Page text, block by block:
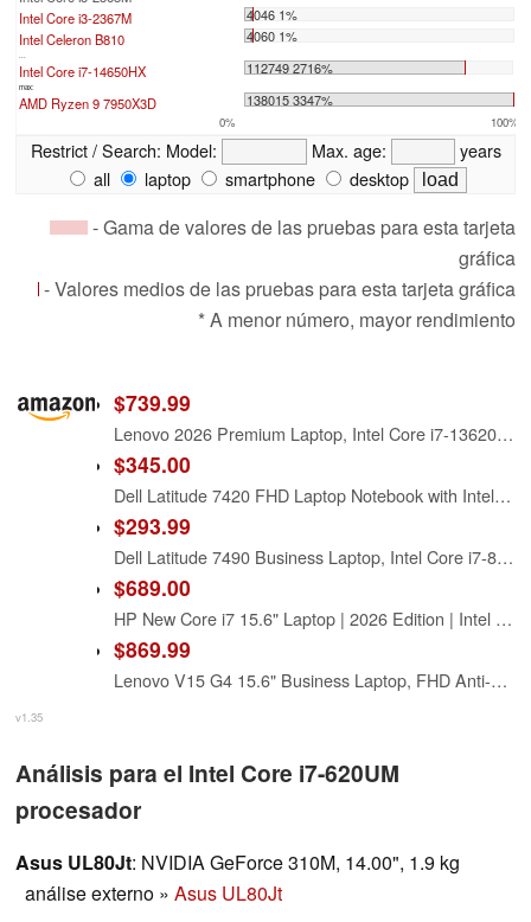
Intel Core i3-2367M
4046 1%
Intel Celeron B810
4060 1%
...
Intel Core i7-14650HX 112749 2716%
max:
AMD Ryzen 9 7950X3D 138015 3347%
0% 100%
Restrict / Search: Model: Max. age:
years
all
laptop smartphone desktop
- Gama de valores de las pruebas para esta tarjeta
gráfica
- Valores medios de las pruebas para esta tarjeta gráfica
* A menor número, mayor rendimiento
$739.99
Lenovo 2026 Premium Laptop, Intel Core i7-13620H (Beat i7-1355U), 16GB DDR5, 512GB SSD, 15" FHD+ Copilot AI PC, Windows 11 – for Power Business Multitasker
$345.00
Dell Latitude 7420 FHD Laptop Notebook with Intel Core i7 11th Gen Processor (16GB Ram, 512GB SSD, WiFi, Bluetooth) Windows 11 Pro - Carbon Fiber (Renewed)
$293.99
Dell Latitude 7490 Business Laptop, Intel Core i7-8650U, 16GB DDR4 RAM, 512GB SSD, 14" HD (1366x768), CAM, HDMI, Windows 11 Pro (Renewed)
$689.00
HP New Core i7 15.6" Laptop | 2026 Edition | Intel High-Performance Core i7-1255U up to 4.7GHz | 16GB RAM - 1TB PCIe SSD | Webcam | FHD | Long Battery Life | Windows 11 | Business & Academic
$869.99
Lenovo V15 G4 15.6" Business Laptop, FHD Anti-Glare Display, Intel 10-Core i7-13620H (Beat Ultra 7 255U),16GB RAM, 512GB SSD, WiFi 6, Bluetooth 5.2, Windows 11 Pro, with 5ave 6-in-1 Accessory Kit
v1.35
Análisis para el Intel Core i7-620UM
procesador
Asus UL80Jt: NVIDIA GeForce 310M, 14.00", 1.9 kg
análise externo » Asus UL80Jt